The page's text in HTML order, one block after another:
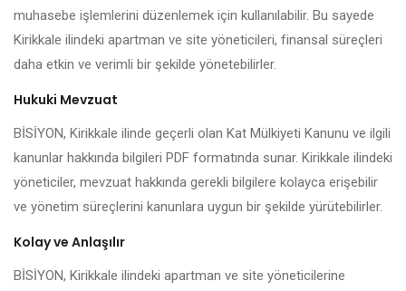
muhasebe işlemlerini düzenlemek için kullanılabilir. Bu sayede
Kirikkale ilindeki apartman ve site yöneticileri, finansal süreçleri
daha etkin ve verimli bir şekilde yönetebilirler.
Hukuki Mevzuat
BİSİYON, Kirikkale ilinde geçerli olan Kat Mülkiyeti Kanunu ve ilgili
kanunlar hakkında bilgileri PDF formatında sunar. Kirikkale ilindeki
yöneticiler, mevzuat hakkında gerekli bilgilere kolayca erişebilir
ve yönetim süreçlerini kanunlara uygun bir şekilde yürütebilirler.
Kolay ve Anlaşılır
BİSİYON, Kirikkale ilindeki apartman ve site yöneticilerine